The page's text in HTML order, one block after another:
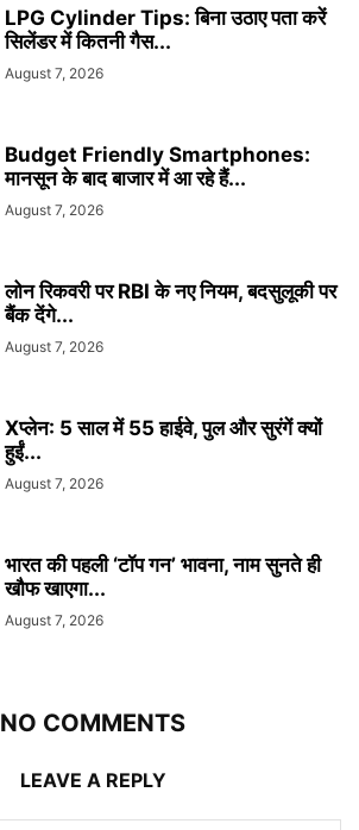
LPG Cylinder Tips: बिना उठाए पता करें
सिलेंडर में कितनी गैस...
August 7, 2026
Budget Friendly Smartphones:
मानसून के बाद बाजार में आ रहे हैं...
August 7, 2026
लोन रिकवरी पर RBI के नए नियम, बदसुलूकी पर
बैंक देंगे...
August 7, 2026
Xप्लेन: 5 साल में 55 हाईवे, पुल और सुरंगें क्यों
हुईं...
August 7, 2026
भारत की पहली ‘टॉप गन’ भावना, नाम सुनते ही
खौफ खाएगा...
August 7, 2026
NO COMMENTS
LEAVE A REPLY